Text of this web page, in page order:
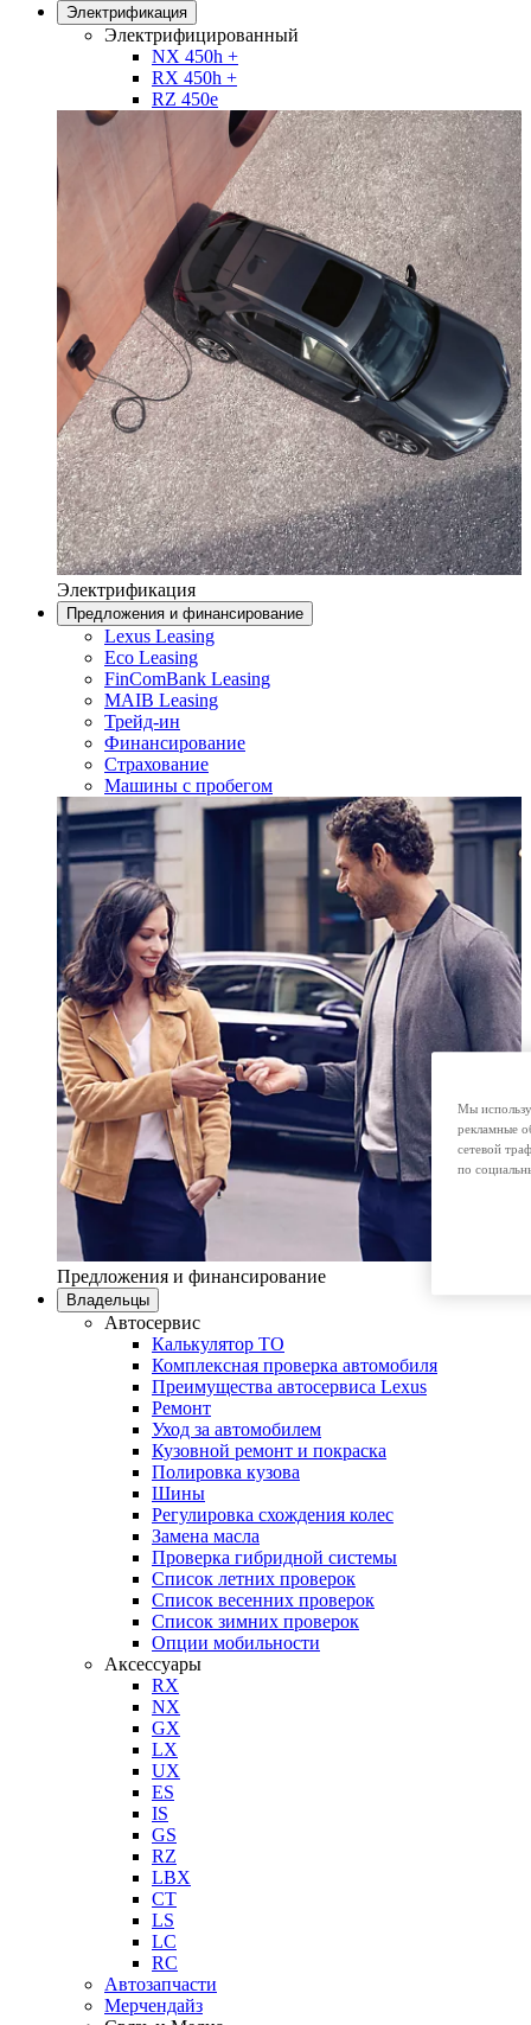
Электрификация
Электрифицированный
NX 450h +
RX 450h +
RZ 450e
Электрификация
Предложения и финансирование
Lexus Leasing
Eco Leasing
FinComBank Leasing
MAIB Leasing
Трейд-ин
Финансирование
Страхование
Машины с пробегом
Предложения и финансирование
Владельцы
Автосервис
Калькулятор ТО
Комплексная проверка автомобиля
Преимущества автосервиса Lexus
Ремонт
Уход за автомобилем
Кузовной ремонт и покраска
Полировка кузова
Шины
Регулировка схождения колес
Замена масла
Проверка гибридной системы
Список летних проверок
Список весенних проверок
Список зимних проверок
Опции мобильности
Аксессуары
RX
NX
GX
LX
UX
ES
IS
GS
RZ
LBX
CT
LS
LC
RC
Автозапчасти
Мерчендайз
Мы
рекламные
сетевой
по